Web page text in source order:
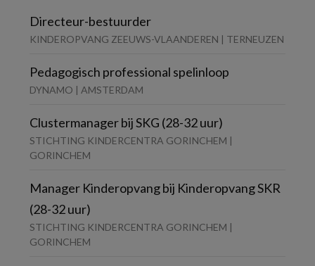
Directeur-bestuurder
KINDEROPVANG ZEEUWS-VLAANDEREN | TERNEUZEN
Pedagogisch professional spelinloop
DYNAMO | AMSTERDAM
Clustermanager bij SKG (28-32 uur)
STICHTING KINDERCENTRA GORINCHEM |
GORINCHEM
Manager Kinderopvang bij Kinderopvang SKR
(28-32 uur)
STICHTING KINDERCENTRA GORINCHEM |
GORINCHEM